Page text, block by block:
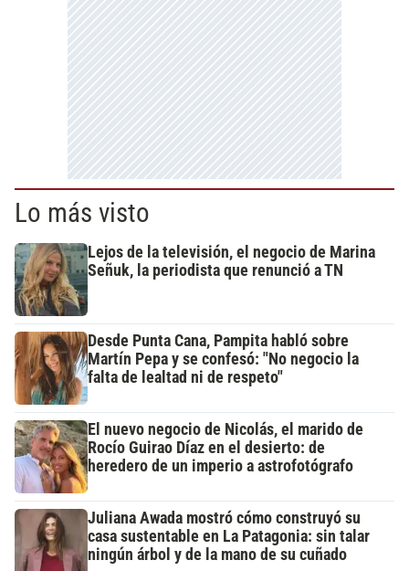
Lo más visto
Lejos de la televisión, el negocio de Marina
Señuk, la periodista que renunció a TN
Desde Punta Cana, Pampita habló sobre
Martín Pepa y se confesó: "No negocio la
falta de lealtad ni de respeto"
El nuevo negocio de Nicolás, el marido de
Rocío Guirao Díaz en el desierto: de
heredero de un imperio a astrofotógrafo
Juliana Awada mostró cómo construyó su
casa sustentable en La Patagonia: sin talar
ningún árbol y de la mano de su cuñado